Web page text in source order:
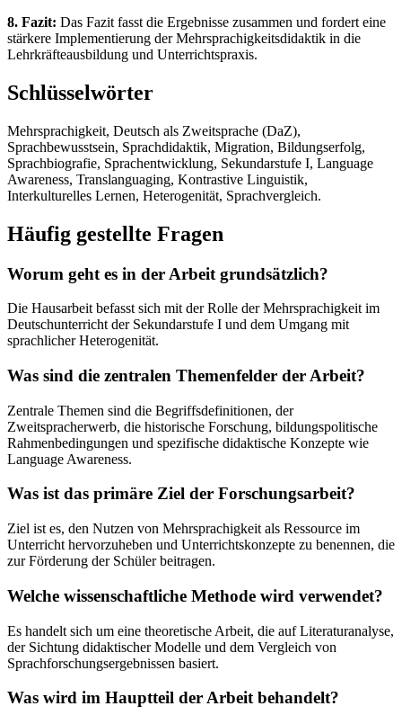
8. Fazit: Das Fazit fasst die Ergebnisse zusammen und fordert eine
stärkere Implementierung der Mehrsprachigkeitsdidaktik in die
Lehrkräfteausbildung und Unterrichtspraxis.
Schlüsselwörter
Mehrsprachigkeit, Deutsch als Zweitsprache (DaZ),
Sprachbewusstsein, Sprachdidaktik, Migration, Bildungserfolg,
Sprachbiografie, Sprachentwicklung, Sekundarstufe I, Language
Awareness, Translanguaging, Kontrastive Linguistik,
Interkulturelles Lernen, Heterogenität, Sprachvergleich.
Häufig gestellte Fragen
Worum geht es in der Arbeit grundsätzlich?
Die Hausarbeit befasst sich mit der Rolle der Mehrsprachigkeit im
Deutschunterricht der Sekundarstufe I und dem Umgang mit
sprachlicher Heterogenität.
Was sind die zentralen Themenfelder der Arbeit?
Zentrale Themen sind die Begriffsdefinitionen, der
Zweitspracherwerb, die historische Forschung, bildungspolitische
Rahmenbedingungen und spezifische didaktische Konzepte wie
Language Awareness.
Was ist das primäre Ziel der Forschungsarbeit?
Ziel ist es, den Nutzen von Mehrsprachigkeit als Ressource im
Unterricht hervorzuheben und Unterrichtskonzepte zu benennen, die
zur Förderung der Schüler beitragen.
Welche wissenschaftliche Methode wird verwendet?
Es handelt sich um eine theoretische Arbeit, die auf Literaturanalyse,
der Sichtung didaktischer Modelle und dem Vergleich von
Sprachforschungsergebnissen basiert.
Was wird im Hauptteil der Arbeit behandelt?